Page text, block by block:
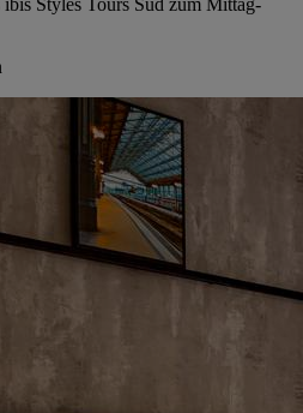
ibis Styles Tours Sud zum Mittag-